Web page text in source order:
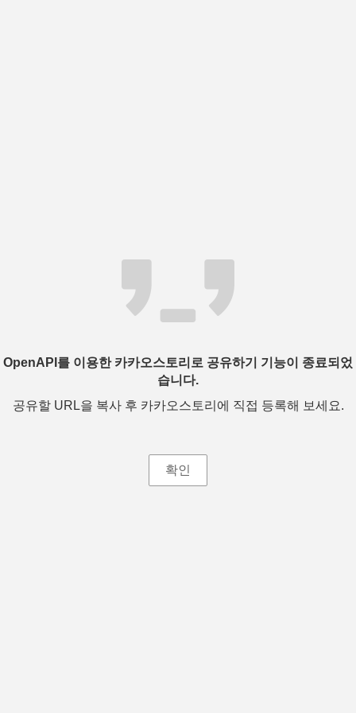
OpenAPI를 이용한 카카오스토리로 공유하기 기능이 종료되었
습니다.
공유할 URL을 복사 후 카카오스토리에 직접 등록해 보세요.
확인